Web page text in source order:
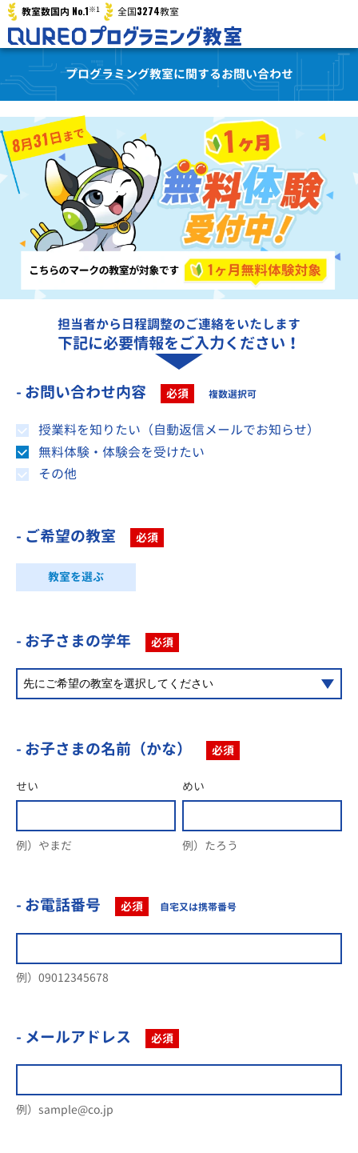
教室数国内 No.1※1 全国3274教室
プログラミング教室に関するお問い合わせ
担当者から日程調整のご連絡をいたします
下記に必要情報をご入力ください！
- お問い合わせ内容 必須 複数選択可
授業料を知りたい（自動返信メールでお知らせ）
無料体験・体験会を受けたい
その他
- ご希望の教室 必須
教室を選ぶ
- お子さまの学年 必須
- お子さまの名前（かな） 必須
せい
例）やまだ
めい
例）たろう
- お電話番号 必須 自宅又は携帯番号
例）09012345678
- メールアドレス 必須
例）sample@co.jp